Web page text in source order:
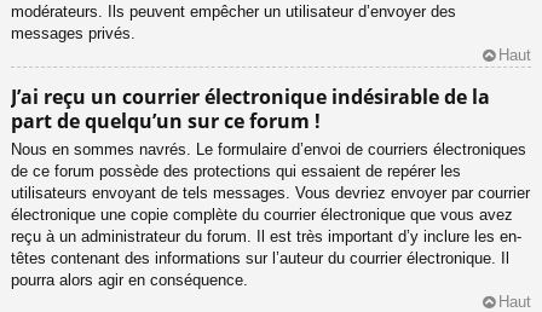
modérateurs. Ils peuvent empêcher un utilisateur d’envoyer des
messages privés.
Haut
J’ai reçu un courrier électronique indésirable de la
part de quelqu’un sur ce forum !
Nous en sommes navrés. Le formulaire d’envoi de courriers électroniques
de ce forum possède des protections qui essaient de repérer les
utilisateurs envoyant de tels messages. Vous devriez envoyer par courrier
électronique une copie complète du courrier électronique que vous avez
reçu à un administrateur du forum. Il est très important d’y inclure les en-
têtes contenant des informations sur l’auteur du courrier électronique. Il
pourra alors agir en conséquence.
Haut